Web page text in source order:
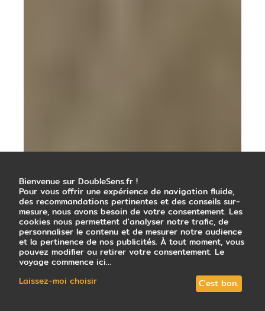
Bienvenue sur DoubleSens.fr !
Pour vous offrir une expérience de navigation fluide,
des recommandations pertinentes et des conseils sur-
mesure, nous avons besoin de votre consentement. Les
cookies nous permettent d'analyser notre trafic, de
personnaliser le contenu et de mesurer notre audience
et la pertinence de nos publicités. À tout moment, vous
pouvez modifier ou retirer votre consentement. Le
voyage commence ici…
Laissez-moi choisir
C'est bon.